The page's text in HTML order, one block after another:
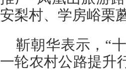
安梨村、学房峪栗
靳朝华表示，“
一轮农村公路提升